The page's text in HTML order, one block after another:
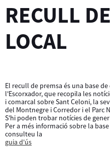
RECULL
LOCAL
El recull de premsa és una base
l'Escorxador, que recopila les
i comarcal sobre Sant Celoni, la
del Montnegre i Corredor i el Parc
S'hi poden trobar notícies de
Per a més informació sobre la
consulteu la
guia d'ús